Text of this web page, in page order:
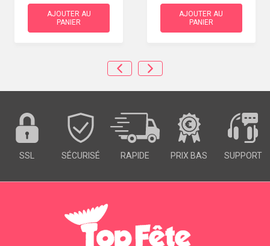
AJOUTER AU
PANIER
AJOUTER AU
PANIER
SSL SÉCURISÉ RAPIDE PRIX BAS SUPPORT